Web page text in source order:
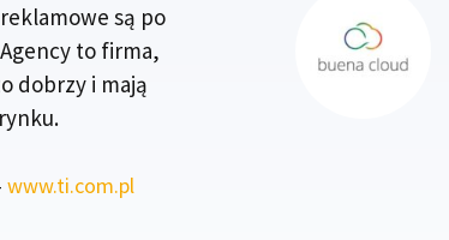
są po
to firma,
dobrzy i mają
www.ti.com.pl